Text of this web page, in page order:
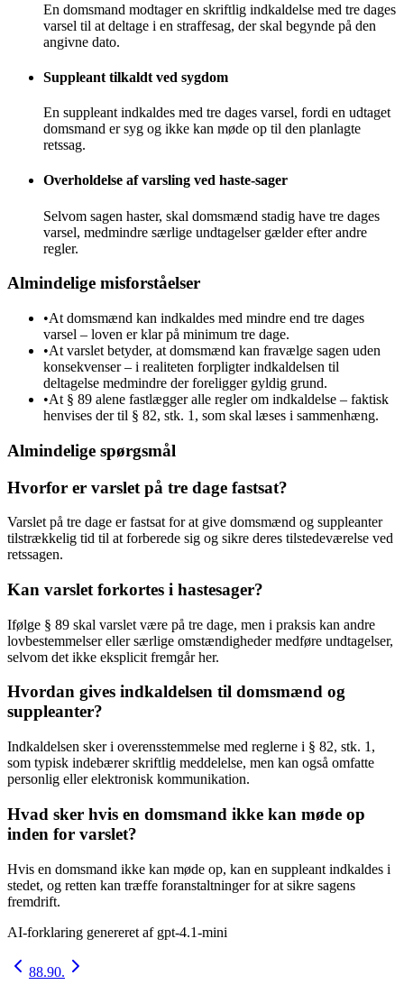
En domsmand modtager en skriftlig indkaldelse med tre dages
varsel til at deltage i en straffesag, der skal begynde på den
angivne dato.
Suppleant tilkaldt ved sygdom
En suppleant indkaldes med tre dages varsel, fordi en udtaget
domsmand er syg og ikke kan møde op til den planlagte
retssag.
Overholdelse af varsling ved haste-sager
Selvom sagen haster, skal domsmænd stadig have tre dages
varsel, medmindre særlige undtagelser gælder efter andre
regler.
Almindelige misforståelser
•At domsmænd kan indkaldes med mindre end tre dages
varsel – loven er klar på minimum tre dage.
•At varslet betyder, at domsmænd kan fravælge sagen uden
konsekvenser – i realiteten forpligter indkaldelsen til
deltagelse medmindre der foreligger gyldig grund.
•At § 89 alene fastlægger alle regler om indkaldelse – faktisk
henvises der til § 82, stk. 1, som skal læses i sammenhæng.
Almindelige spørgsmål
Hvorfor er varslet på tre dage fastsat?
Varslet på tre dage er fastsat for at give domsmænd og suppleanter
tilstrækkelig tid til at forberede sig og sikre deres tilstedeværelse ved
retssagen.
Kan varslet forkortes i hastesager?
Ifølge § 89 skal varslet være på tre dage, men i praksis kan andre
lovbestemmelser eller særlige omstændigheder medføre undtagelser,
selvom det ikke eksplicit fremgår her.
Hvordan gives indkaldelsen til domsmænd og
suppleanter?
Indkaldelsen sker i overensstemmelse med reglerne i § 82, stk. 1,
som typisk indebærer skriftlig meddelelse, men kan også omfatte
personlig eller elektronisk kommunikation.
Hvad sker hvis en domsmand ikke kan møde op
inden for varslet?
Hvis en domsmand ikke kan møde op, kan en suppleant indkaldes i
stedet, og retten kan træffe foranstaltninger for at sikre sagens
fremdrift.
AI-forklaring genereret af gpt-4.1-mini
88.90.